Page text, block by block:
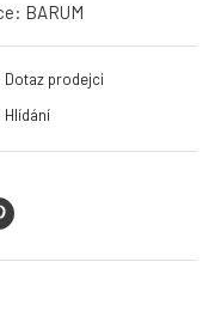
BARUM
Dotaz prodejci
Hlídání